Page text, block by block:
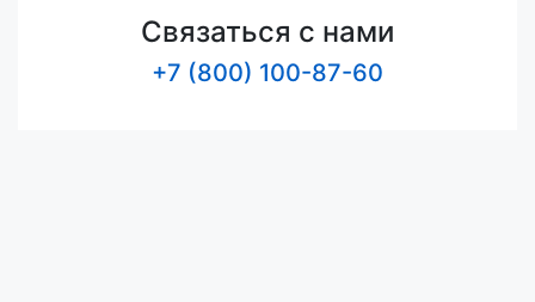
Связаться с нами
+7 (800) 100-87-60